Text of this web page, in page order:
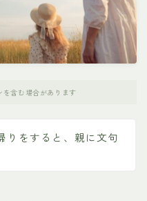
含む場合があります
りをすると、親に文句